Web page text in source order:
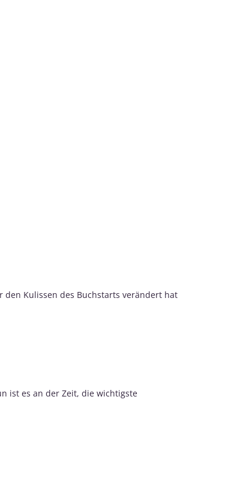
Kulissen des Buchstarts verändert hat
ist es an der Zeit, die wichtigste